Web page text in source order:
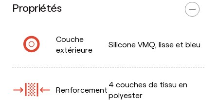
Propriétés
Couche
extérieure
Silicone VMQ, lisse et bleu
Renforcement
4 couches de tissu en
polyester